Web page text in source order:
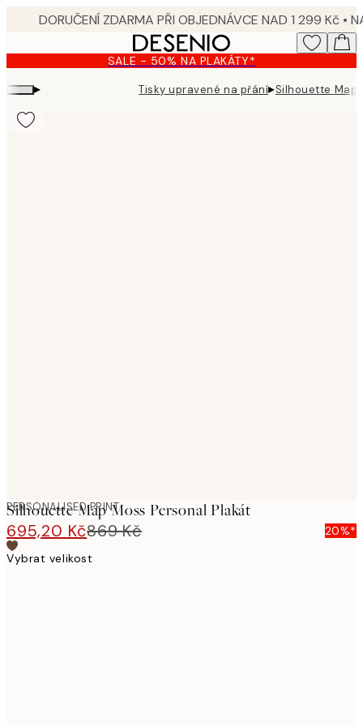
content.
SALE - 50% NA PLAKÁTY*
▸ Tisky upravené na přání▸Silhouette Map
PERSONALISED PRINT
Silhouette Map Moss Personal Plakát
695,20 Kč869 Kč
20%*
Vybrat velikost